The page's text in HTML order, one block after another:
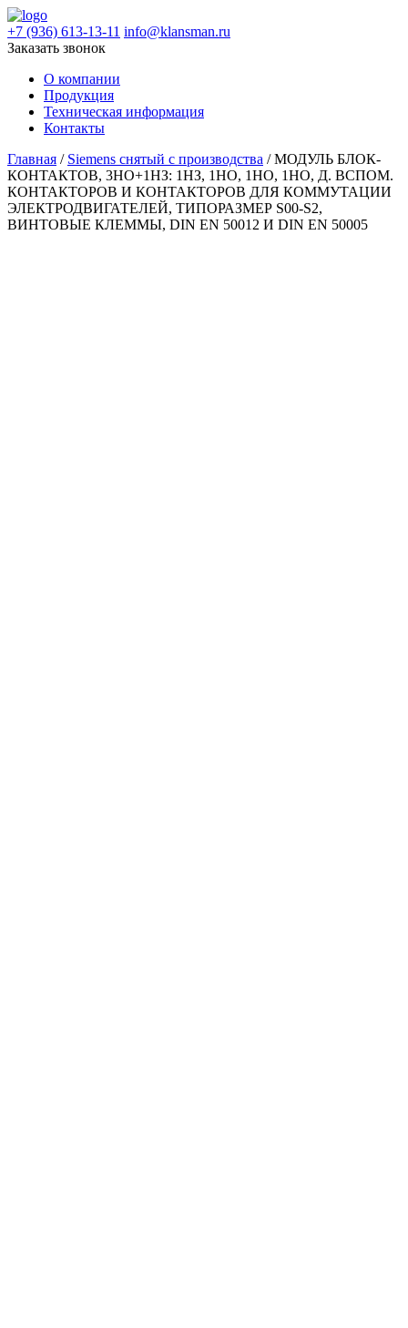
+7 (936) 613-13-11 info@klansman.ru
Заказать звонок
О компании
Продукция
Техническая информация
Контакты
Главная / Siemens снятый с производства / МОДУЛЬ БЛОК-
КОНТАКТОВ, 3НО+1НЗ: 1НЗ, 1НО, 1НО, 1НО, Д. ВСПОМ.
КОНТАКТОРОВ И КОНТАКТОРОВ ДЛЯ КОММУТАЦИИ
ЭЛЕКТРОДВИГАТЕЛЕЙ, ТИПОРАЗМЕР S00-S2,
ВИНТОВЫЕ КЛЕММЫ, DIN EN 50012 И DIN EN 50005